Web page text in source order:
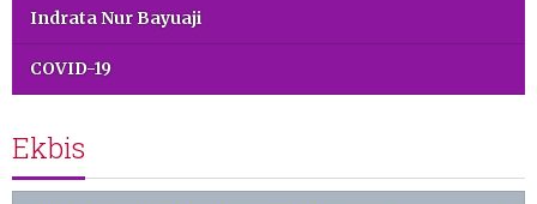
Indrata Nur Bayuaji
COVID-19
Ekbis